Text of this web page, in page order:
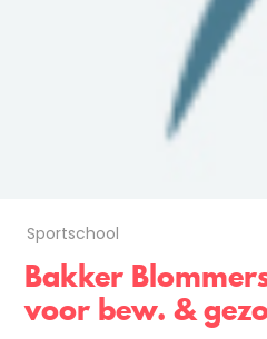
Sportschool
Bakker
voor bew. &